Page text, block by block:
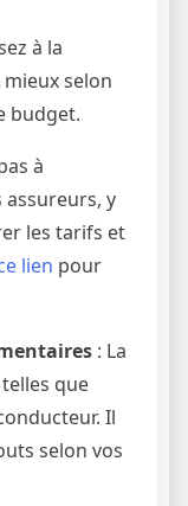
à la
selon
budget.
à
assureurs, y
les tarifs et
lien pour
: La
que
Il
selon vos